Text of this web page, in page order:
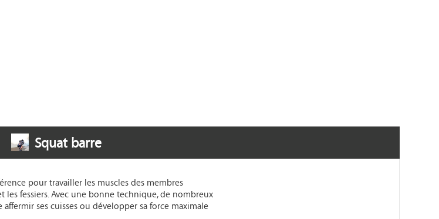
Squat barre
pour travailler les muscles des membres
les fessiers. Avec une bonne technique, de nombreux
ses cuisses ou développer sa force maximale